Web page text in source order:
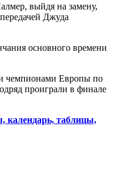
выйдя на замену,
Джуда
основного времени
чемпионами Европы по
проиграли в финале
календарь, таблицы,